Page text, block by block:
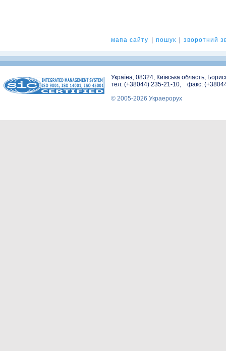
мапа сайту пошук зворотний
Україна, 08324, Київська область,
тел: (+38044) 235-21-10, факс:
© 2005-2026 Украерорух